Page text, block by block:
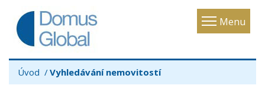
Menu
Toggle
Úvod Vyhledávání nemovitostí